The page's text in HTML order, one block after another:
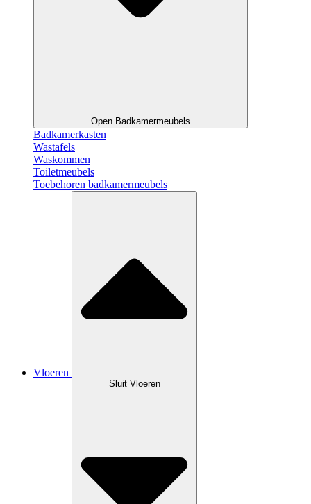
Open Badkamermeubels
Badkamerkasten
Wastafels
Waskommen
Toiletmeubels
Toebehoren badkamermeubels
Vloeren
Sluit Vloeren